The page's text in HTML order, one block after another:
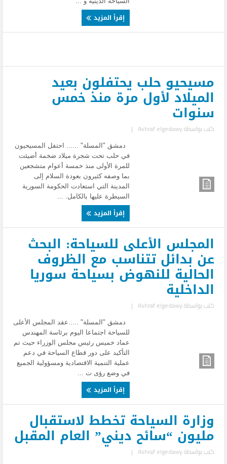
إقرأ المزيد
مسيحيو حلب يحتفلون بعيد
الميلاد لأول مرة منذ خمس
سنوات
كتب بواسطةAshraf elgedawy
|
دمشق "المسلة" ...... احتفل المسيحيون
في حلب تحت شجرة ميلاد ضخمة أضيئت
للمرة الأولى منذ خمسة أعوام متشجعين
بما وصفه كثيرون بعودة السلام إلى
المدينة التي استعادت الحكومة السورية
السيطرة عليها بالكامل. ...
إقرأ المزيد
المجلس الأعلى للسياحة: البحث
عن بدائل تتناسب مع الظروف
الحالية للنهوض بسياحة سوريا
الداخلية
كتب بواسطةAshraf elgedawy
|
دمشق "المسلة" .....عقد المجلس الأعلى
للسياحة اجتماعا اليوم برئاسة المهندس
عماد خميس رئيس مجلس الوزراء حيث تم
التأكيد على دور قطاع السياحة في دعم
عملية التنمية الاقتصادية ومسؤولية الجميع
في وضع رؤى ت ...
إقرأ المزيد
وزارة السياحة تخطط لاستقبال
مليون “سائح ديني” العام المقبل
كتب بواسطةAshraf elgedawy
|